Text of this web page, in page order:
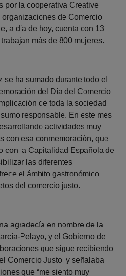
por la cooperativa Creative
organizaciones de Comercio
a día de hoy, cuenta con 13
más de 800 mujeres.
se ha sumado durante todo el
del Día del Comercio
de toda la sociedad
responsable. En este mes
actividades muy
con esa conmemoración, que
con la Capitalidad Española de
las diferentes
el ámbito gastronómico
del comercio justo.
agradecía en nombre de la
Pelayo, y el Gobierno de
que sigue recibiendo
Comercio Justo, y señalaba
que “me siento muy